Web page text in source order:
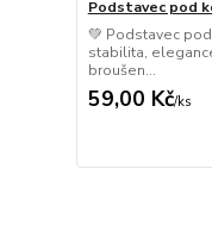
Podstavec pod
💚 Podstavec
stabilita,
broušen...
59,00 Kč/ks